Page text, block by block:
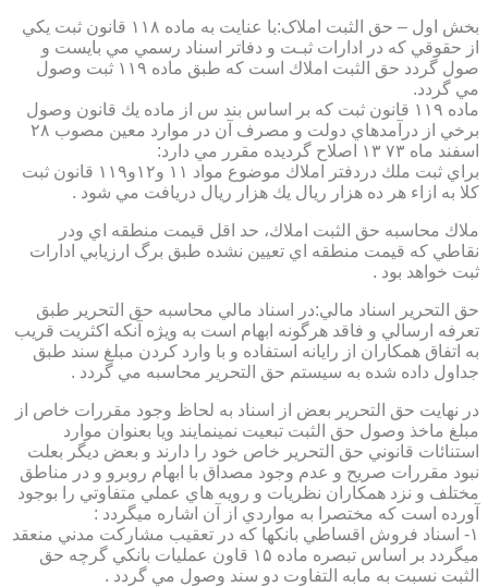
بخش اول – حق الثبت املاک:با عنايت به ماده ۱۱۸ قانون ثبت يكي
از حقوقي كه در ادارات ثبـت و دفاتر اسناد رسمي مي بايست و
صول گردد حق الثبت املاك است كه طبق ماده ۱۱۹ ثبت وصول
مي گردد.
ماده ۱۱۹ قانون ثبت كه بر اساس بند س از ماده يك قانون وصول
برخي از درآمدهاي دولت و مصرف آن در موارد معين مصوب ۲۸
اسفند ماه ۷۳ ۱۳ اصلاح گرديده مقرر مي دارد:
براي ثبت ملك دردفتر املاك موضوع مواد ۱۱ و۱۲و۱۱۹ قانون ثبت
كلا به ازاء هر ده هزار ريال يك هزار ريال دريافت مي شود .
ملاك محاسبه حق الثبت املاك، حد اقل قيمت منطقه اي ودر
نقاطي كه قيمت منطقه اي تعيين نشده طبق برگ ارزيابي ادارات
ثبت خواهد بود .
حق التحرير اسناد مالي:در اسناد مالي محاسبه حق التحرير طبق
تعرفه ارسالي و فاقد هرگونه ابهام است به ويژه آنكه اكثريت قريب
به اتفاق همكاران از رايانه استفاده و با وارد كردن مبلغ سند طبق
جداول داده شده به سيستم حق التحرير محاسبه مي گردد .
در نهايت حق التحرير بعض از اسناد به لحاظ وجود مقررات خاص از
مبلغ ماخذ وصول حق الثبت تبعيت نمينمايند ويا بعنوان موارد
استنائات قانوني حق التحرير خاص خود را دارند و بعض ديگر بعلت
نبود مقررات صريح و عدم وجود مصداق با ابهام روبرو و در مناطق
مختلف و نزد همكاران نظريات و رويه هاي عملي متفاوتي را بوجود
آورده است كه مختصرا به مواردي از آن اشاره ميگردد :
۱- اسناد فروش اقساطي بانكها كه در تعقيب مشاركت مدني منعقد
ميگردد بر اساس تبصره ماده ۱۵ قاون عمليات بانكي گرچه حق
الثبت نسبت به مابه التفاوت دو سند وصول مي گردد .